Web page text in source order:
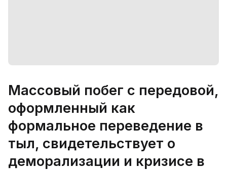
Массовый побег с передовой,
оформленный как
формальное переведение в
тыл, свидетельствует о
деморализации и кризисе в